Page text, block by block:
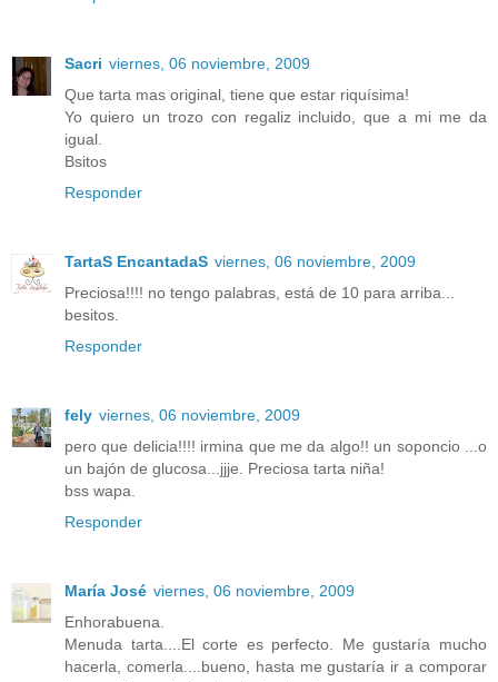
Sacri viernes, 06 noviembre, 2009
Que tarta mas original, tiene que estar riquísima!
Yo quiero un trozo con regaliz incluido, que a mi me da
igual.
Bsitos
Responder
TartaS EncantadaS viernes, 06 noviembre, 2009
Preciosa!!!! no tengo palabras, está de 10 para arriba...
besitos.
Responder
fely viernes, 06 noviembre, 2009
pero que delicia!!!! irmina que me da algo!! un soponcio ...o
un bajón de glucosa...jjje. Preciosa tarta niña!
bss wapa.
Responder
María José viernes, 06 noviembre, 2009
Enhorabuena.
Menuda tarta....El corte es perfecto. Me gustaría mucho
hacerla, comerla....bueno, hasta me gustaría ir a comporar